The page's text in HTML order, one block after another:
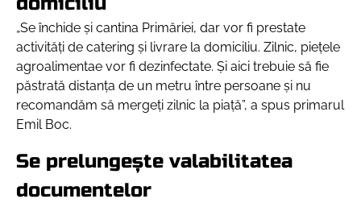
„Se închide și cantina Primăriei, dar vor fi prestate
activități de catering și livrare la domiciliu. Zilnic, piețele
agroalimentae vor fi dezinfectate. Și aici trebuie să fie
păstrată distanța de un metru între persoane și nu
recomandăm să mergeți zilnic la piață”, a spus primarul
Emil Boc.
Se prelungește valabilitatea
documentelor